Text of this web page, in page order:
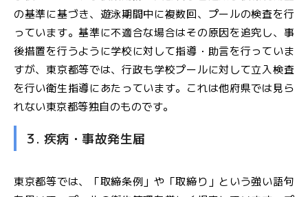
の基準に基づき、遊泳期間中に複数回、プールの検査を行
っています。基準に不適合な場合はその原因を追究し、事
後措置を行うように学校に対して指導・助言を行っていま
すが、東京都等では、行政も学校プールに対して立入検査
を行い衛生指導にあたっています。これは他府県では見ら
れない東京都等独自のものです。
3. 疾病・事故発生届
東京都等では、「取締条例」や「取締り」という強い語句